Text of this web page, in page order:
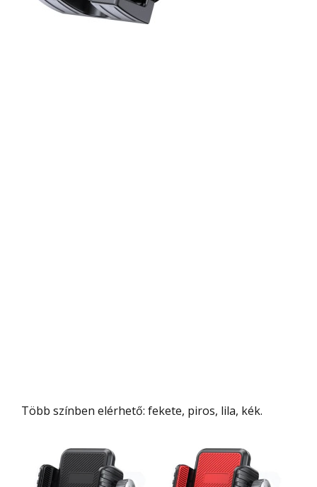
Több színben elérhető: fekete, piros, lila, kék.